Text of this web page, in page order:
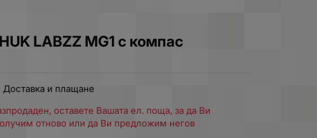
LABZZ MG1 с компас
Доставка и плащане
оставете Вашата ел. поща, за да Ви
отново или да Ви предложим негов